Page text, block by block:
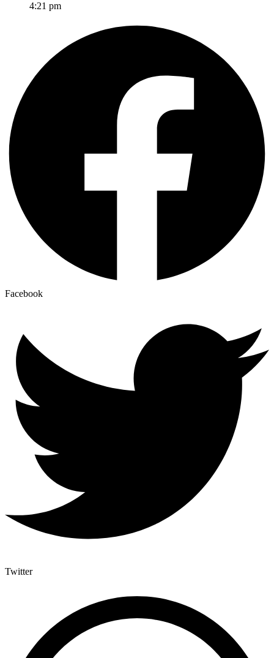
4:21 pm
Facebook
Twitter